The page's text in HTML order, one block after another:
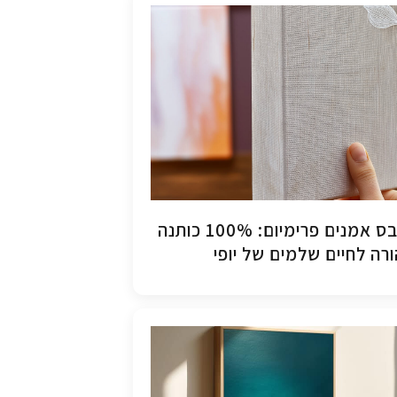
קנבס אמנים פרימיום: 100% כותנה
לחיים שלמים של יופי